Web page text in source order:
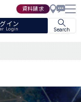
資料請求
イン
Login Search